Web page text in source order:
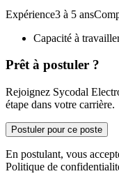
Expérience3 à 5
Capacité à
Prêt à postuler ?
Rejoignez Sycodal
étape dans votre carrière.
Postuler pour ce poste
En postulant, vous
Politique de